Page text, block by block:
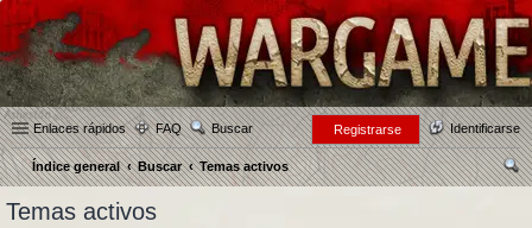
Enlaces rápidos FAQ Buscar Identificarse
Registrarse
Índice general Buscar
Temas activos
Temas activos